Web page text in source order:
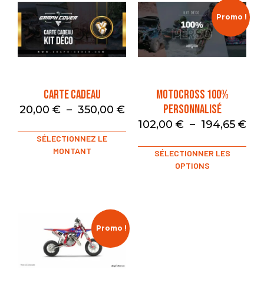
Carte Cadeau
20,00 € – 350,00 €
SÉLECTIONNEZ LE
MONTANT
Promo !
Motocross 100%
Personnalisé
102,00 € – 194,65 €
SÉLECTIONNER LES
OPTIONS
Promo !